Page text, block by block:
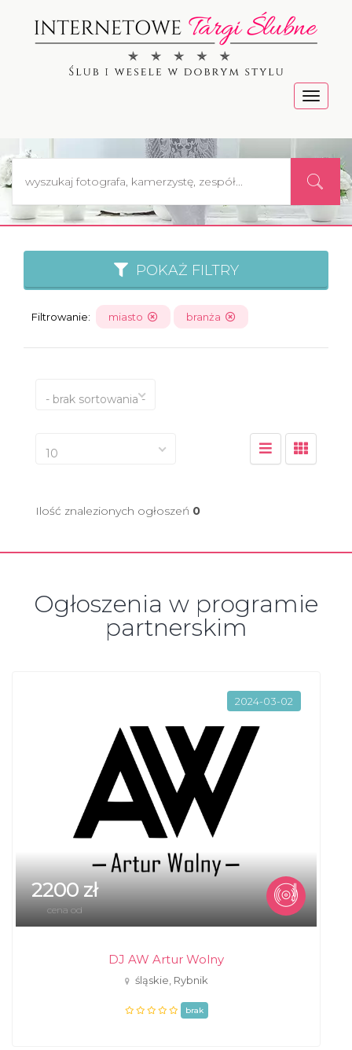
Menu
POKAŻ FILTRY
Filtrowanie: miasto branża
- brak sortowania -
10
Ilość znalezionych ogłoszeń 0
Ogłoszenia w programie
partnerskim
2024-03-02
2200 zł
cena od
DJ AW Artur Wolny
śląskie, Rybnik
brak